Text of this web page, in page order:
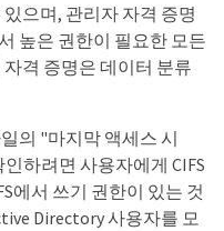
으며, 관리자 자격 증명
높은 권한이 필요한 모든
격 증명은 데이터 분류
의 "마지막 액세스 시
하려면 사용자에게 CIFS
에서 쓰기 권한이 있는 것
Directory 사용자를 모